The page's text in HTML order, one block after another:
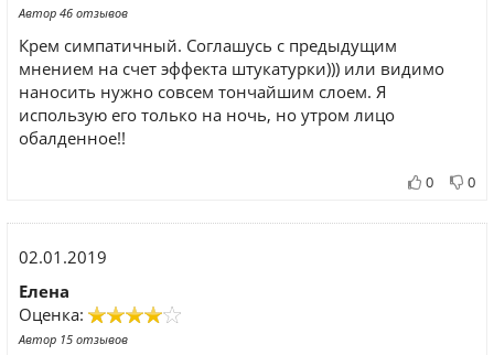
Автор 46 отзывов
Крем симпатичный. Соглашусь с предыдущим
мнением на счет эффекта штукатурки))) или видимо
наносить нужно совсем тончайшим слоем. Я
использую его только на ночь, но утром лицо
обалденное!!
0 0
02.01.2019
Елена
Оценка:
Автор 15 отзывов